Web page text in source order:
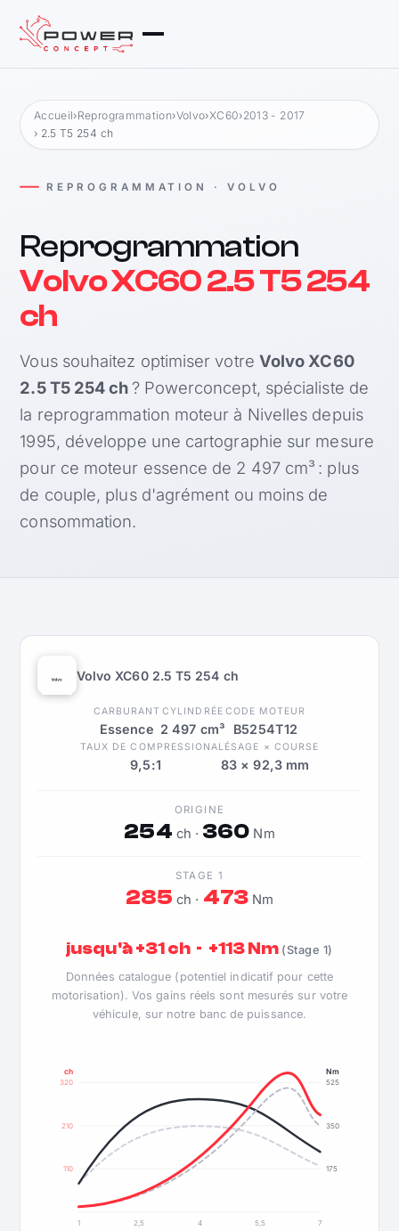
Accueil›Reprogrammation›Volvo›XC60›2013 - 2017
› 2.5 T5 254 ch
REPROGRAMMATION · VOLVO
Reprogrammation
Volvo XC60 2.5 T5 254
ch
Vous souhaitez optimiser votre Volvo XC60
2.5 T5 254 ch? Powerconcept, spécialiste de
la reprogrammation moteur à Nivelles depuis
1995, développe une cartographie sur mesure
pour ce moteur essence de 2 497 cm³ : plus
de couple, plus d'agrément ou moins de
consommation.
Volvo XC60 2.5 T5 254 ch
CARBURANT
Essence
CYLINDRÉE
2 497 cm³
CODE MOTEUR
B5254T12
TAUX DE COMPRESSION
9,5:1
ALÉSAGE × COURSE
83 × 92,3 mm
ORIGINE
254 ch · 360 Nm
STAGE 1
285 ch · 473Nm
jusqu'à +31 ch · +113 Nm (Stage 1)
Données catalogue (potentiel indicatif pour cette
motorisation). Vos gains réels sont mesurés sur votre
véhicule, sur notre banc de puissance.
110
210
320
175
350
525
ch Nm
1 2,5 4 5,5
7